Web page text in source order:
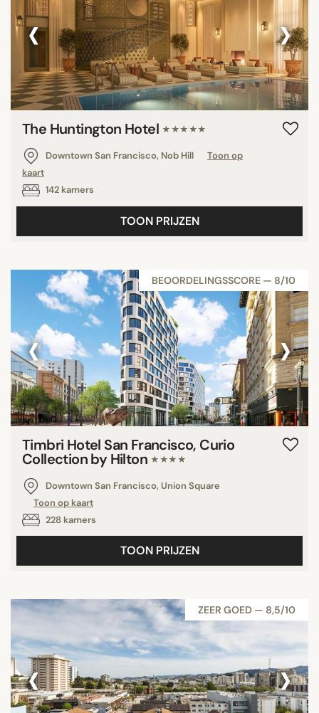
‹ ›
The Huntington Hotel ★★★★★
Downtown San Francisco, Nob Hill
Toon op
kaart
142 kamers
TOON PRIJZEN
BEOORDELINGSSCORE — 8/10
‹ ›
Timbri Hotel San Francisco, Curio
Collection by Hilton ★★★★
Downtown San Francisco, Union Square
Toon op kaart
228 kamers
TOON PRIJZEN
ZEER GOED — 8,5/10
‹ ›